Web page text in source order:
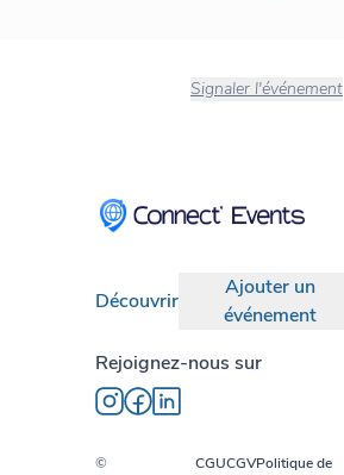
Signaler l'événement
Découvrir
Ajouter un
événement
Rejoignez-nous sur
©
CGUCGVPolitique de